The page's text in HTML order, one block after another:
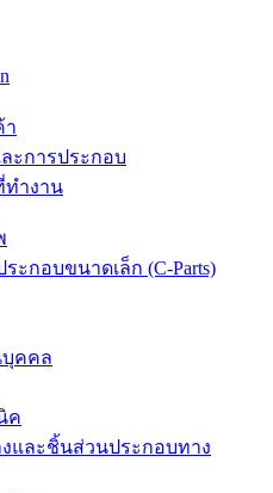
า
ะการประกอบ
ทำงาน
ะกอบขนาดเล็ก (C-Parts)
คคล
ค
และชิ้นส่วนประกอบทาง